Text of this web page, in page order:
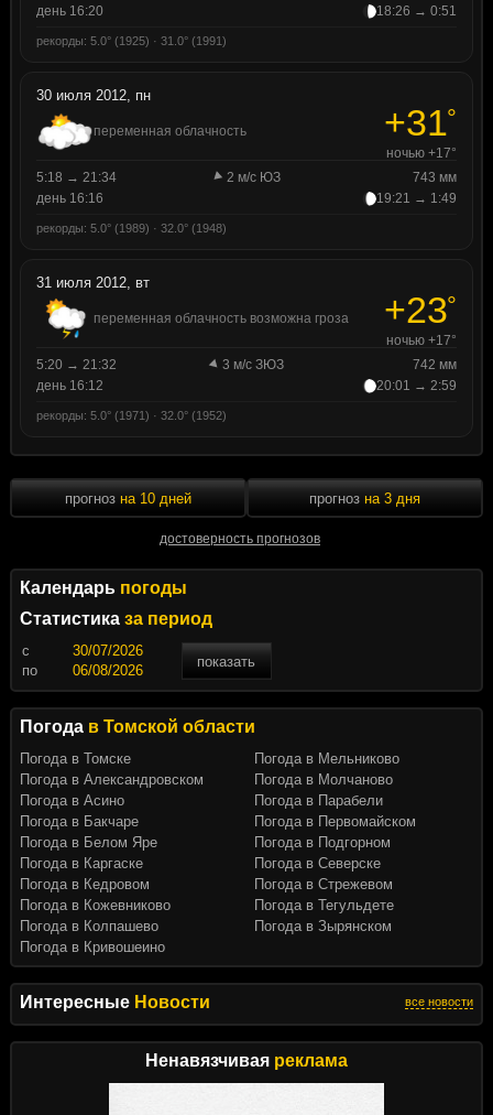
Интересные Новости все новости
Ненавязчивая реклама
день 16:20
18:26 → 0:51
рекорды: 5.0° (1925) · 31.0° (1991)
30 июля 2012, пн
переменная облачность +31°
ночью +17°
5:18 → 21:34
2 м/с ЮЗ
743 мм
день 16:16
19:21 → 1:49
рекорды: 5.0° (1989) · 32.0° (1948)
31 июля 2012, вт
переменная облачность возможна гроза +23°
ночью +17°
5:20 → 21:32
3 м/с ЗЮЗ
742 мм
день 16:12
20:01 → 2:59
рекорды: 5.0° (1971) · 32.0° (1952)
прогноз на 10 дней
достоверность прогнозов
прогноз на 3 дня
Календарь погоды
Статистика за период
c
показать
по
Погода в Томской области
Погода в Томске
Погода в Александровском
Погода в Асино
Погода в Бакчаре
Погода в Белом Яре
Погода в Каргаске
Погода в Кедровом
Погода в Кожевниково
Погода в Колпашево
Погода в Кривошеино
Погода в Мельниково
Погода в Молчаново
Погода в Парабели
Погода в Первомайском
Погода в Подгорном
Погода в Северске
Погода в Стрежевом
Погода в Тегульдете
Погода в Зырянском